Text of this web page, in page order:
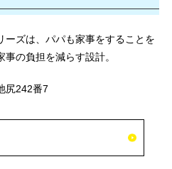
ーズは、パパも家事をすることを
の負担を減らす設計。
尻242番7